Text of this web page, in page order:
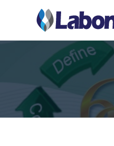
conteúdo